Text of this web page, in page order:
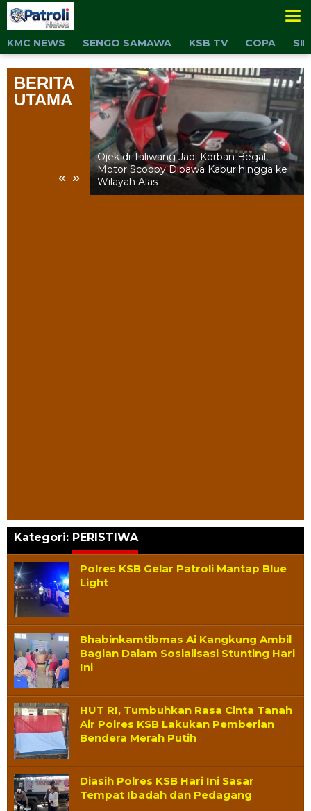
Lewati
ke
konten
KMC NEWS
SENGO SAMAWA KSB TV COPA
BERITA
UTAMA
« »
Ojek di Taliwang Jadi Korban Begal,
Motor Scoopy Dibawa Kabur hingga ke
Wilayah Alas
Kategori: PERISTIWA
Polres KSB Gelar Patroli Mantap Blue
Light
Bhabinkamtibmas Ai Kangkung Ambil
Bagian Dalam Sosialisasi Stunting Hari
Ini
HUT RI, Tumbuhkan Rasa Cinta Tanah
Air Polres KSB Lakukan Pemberian
Bendera Merah Putih
Diasih Polres KSB Hari Ini Sasar
Tempat Ibadah dan Pedagang